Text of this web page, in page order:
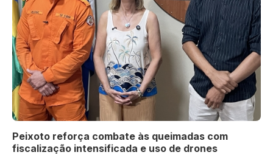
Peixoto reforça combate às queimadas com
fiscalização intensificada e uso de drones